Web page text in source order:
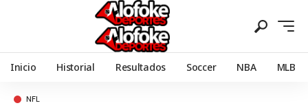
Inicio Historial Resultados Soccer NBA MLB
NFL